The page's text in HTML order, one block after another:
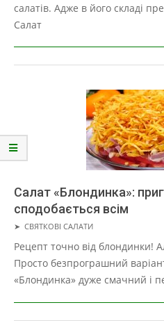
салатів. Адже в його складі
Салат
Салат «Блондинка»:
сподобається всім
2019-
05-
16
➤ СВЯТКОВІ САЛАТИ
Рецепт точно від блондинки!
Просто безпрограшний
«Блондинка» дуже смачний і